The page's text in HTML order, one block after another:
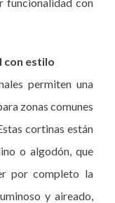
con estilo
permiten una
zonas comunes
cortinas están
o algodón, que
por completo la
y aireado,